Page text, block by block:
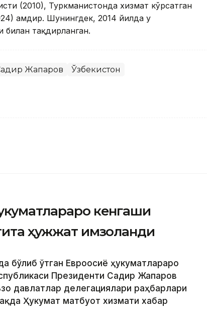
(2010), Туркманистонда хизмат кўрсатган
ҳамдир. Шунингдек, 2014 йилда у
тақдирланган.
Жапаров Ўзбекистон
кенгаши
ҳужжат имзоланди
бўлиб ўтган Евроосиё ҳукуматлараро
Президенти Садир Жапаров
давлатлар делегациялари раҳбарлари
Ҳукумат матбуот хизмати хабар